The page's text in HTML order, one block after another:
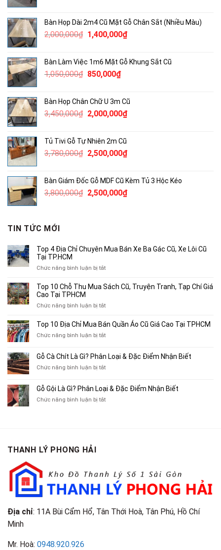
2,115,000₫.là:
1,300,000₫.
Bàn Họp Dài 2m4 Cũ Mặt Gỗ Chân Sắt (Nhiều Màu)
2,000,000₫ Giá
2,000,000₫.
1,400,000₫Giá
là:
Bàn Làm Việc 1m6 Mặt Gỗ Khung Sắt Cũ
1,050,000₫ Giá
1,050,000₫.
850,000₫Giá
là:
850,000₫.
Bàn Họp Chân Chữ U 3m Cũ
3,450,000₫ Giá
3,450,000₫.
2,000,000₫Giá
2,000,000₫.
Tủ Tivi Gỗ Tự Nhiên 2m Cũ
3,780,000₫ Giá
3,780,000₫.
2,500,000₫Giá
là:
2,500,000₫.
Bàn Giám Đốc Gỗ MDF Cũ Kèm Tủ 3 Hộc Kéo
3,800,000₫ Giá
2,500,000₫Giá
TIN TỨC MỚI
Top 4 Địa Chỉ Chuyên Mua Bán Xe Ba Gác Cũ, Xe Lôi Cũ
Tại TP.HCM
Chức năng bình luận bị tắtở
4
Chuyên
Bán
Xe
Cũ,
Xe
Cũ
TP.HCM
Top 10 Chỗ Thu Mua Sách Cũ, Truyện Tranh, Tạp Chí Giá
Cao Tại TPHCM
Chức năng bình luận bị tắtở
10
Thu
Sách
Tạp
Chí
Top 10 Địa Chỉ Mua Bán Quần Áo Cũ Giá Cao Tại TPHCM
Chức năng bình luận bị tắtở
Địa
Chỉ
Bán
Áo
Gỗ Cà Chít Là Gì? Phân Loại & Đặc Điểm Nhận Biết
Chức năng bình luận bị tắtở
Chít
Là
Gỗ Gội Là Gì? Phân Loại & Đặc Điểm Nhận Biết
Chức năng bình luận bị tắtở
Điểm
Nhận
Biết
THANH LÝ PHONG HẢI
Địa chỉ: 11A Bùi Cẩm Hổ, Tân Thới Hoà, Tân Phú, Hồ Chí
Minh
Mr. Hoà: 0948.920.926